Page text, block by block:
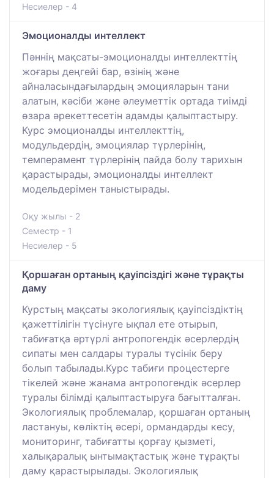
Несиелер - 4
Эмоционалды интеллект
Пәннің мақсаты-эмоционалды интеллекттің
жоғары деңгейі бар, өзінің және
айналасындағылардың эмоцияларын тани
алатын, кәсіби және әлеуметтік ортада тиімді
өзара әрекеттесетін адамды қалыптастыру.
Курс эмоционалды интеллекттің,
модульдердің, эмоциялар түрлерінің,
темперамент түрлерінің пайда болу тарихын
қарастырады, эмоционалды интеллект
модельдерімен таныстырады.
Оқу жылы - 2
Семестр - 1
Несиелер - 5
Қоршаған ортаның қауіпсіздігі және тұрақты
даму
Курстың мақсаты экологиялық қауіпсіздіктің
қажеттілігін түсінуге ықпал ете отырып,
табиғатқа әртүрлі антропогендік әсерлердің
сипаты мен салдары туралы түсінік беру
болып табылады.Курс табиғи процестерге
тікелей және жанама антропогендік әсерлер
туралы білімді қалыптастыруға бағытталған.
Экологиялық проблемалар, қоршаған ортаның
ластануы, көліктің әсері, ормандарды кесу,
мониторинг, табиғатты қорғау қызметі,
халықаралық ынтымақтастық және тұрақты
даму қарастырылады. Экологиялық